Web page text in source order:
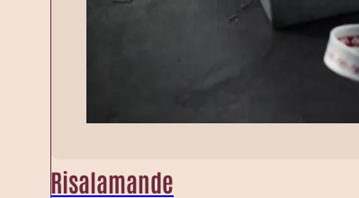
Risalamande